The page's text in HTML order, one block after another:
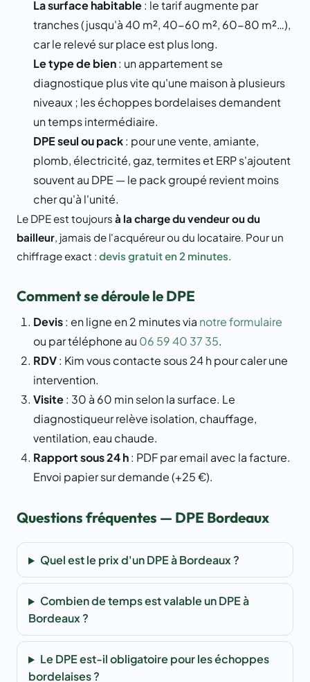
La surface habitable: le tarif augmente par
tranches (jusqu'à 40 m², 40-60 m², 60-80 m²…),
car le relevé sur place est plus long.
Le type de bien: un appartement se
diagnostique plus vite qu'une maison à plusieurs
niveaux ; les échoppes bordelaises demandent
un temps intermédiaire.
DPE seul ou pack: pour une vente, amiante,
plomb, électricité, gaz, termites et ERP s'ajoutent
souvent au DPE — le pack groupé revient moins
cher qu'à l'unité.
Le DPE est toujours à la charge du vendeur ou du
bailleur , jamais de l'acquéreur ou du locataire. Pour un
chiffrage exact : devis gratuit en 2 minutes
Comment se déroule le DPE
Devis: en ligne en 2 minutes via notre formulaire
ou par téléphone au 06 59 40 37 35.
RDV: Kim vous contacte sous 24 h pour caler une
intervention.
Visite: 30 à 60 min selon la surface. Le
diagnostiqueur relève isolation, chauffage,
ventilation, eau chaude.
Rapport sous 24 h: PDF par email avec la facture.
Envoi papier sur demande (+25 €).
Questions fréquentes — DPE Bordeaux
Quel est le prix d'un DPE à Bordeaux ?
Combien de temps est valable un DPE à
Bordeaux ?
Le DPE est-il obligatoire pour les échoppes
bordelaises ?